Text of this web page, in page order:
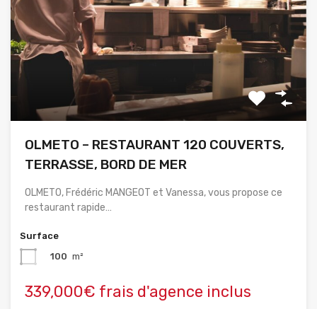
OLMETO – RESTAURANT 120 COUVERTS,
TERRASSE, BORD DE MER
OLMETO, Frédéric MANGEOT et Vanessa, vous propose ce
restaurant rapide…
Surface
100 m²
339,000€ frais d'agence inclus